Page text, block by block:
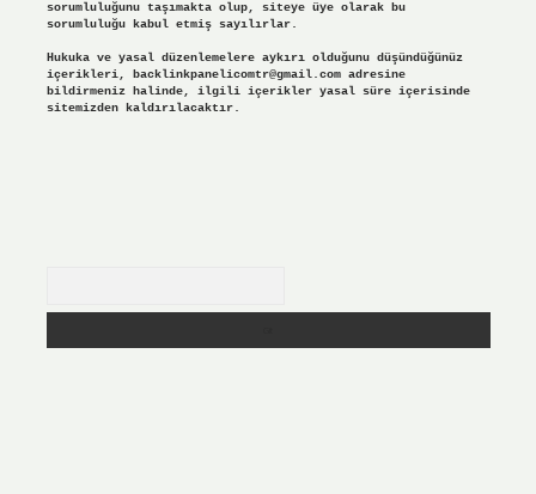
sorumluluğunu taşımakta olup, siteye üye olarak bu
sorumluluğu kabul etmiş sayılırlar.
Hukuka ve yasal düzenlemelere aykırı olduğunu düşündüğünüz
içerikleri, backlinkpanelicomtr@gmail.comadresine
bildirmeniz halinde, ilgili içerikler yasal süre içerisinde
sitemizden kaldırılacaktır.